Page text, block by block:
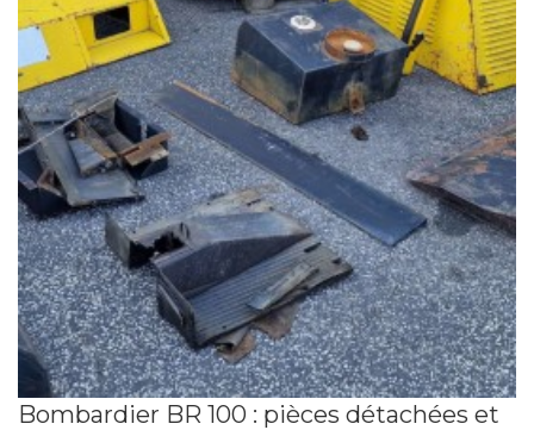
Bombardier BR 100 : pièces détachées et